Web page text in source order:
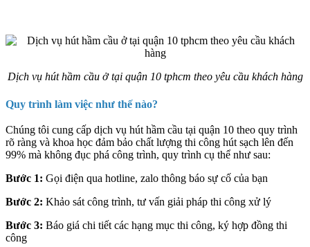
Dịch vụ hút hầm cầu ở tại quận 10 tphcm theo yêu cầu khách hàng
Quy trình làm việc như thế nào?
Chúng tôi cung cấp dịch vụ hút hầm cầu tại quận 10 theo quy trình
rõ ràng và khoa học đảm bảo chất lượng thi công hút sạch lên đến
99% mà không đục phá công trình, quy trình cụ thể như sau:
Bước 1: Gọi điện qua hotline, zalo thông báo sự cố của bạn
Bước 2: Khảo sát công trình, tư vấn giải pháp thi công xử lý
Bước 3: Báo giá chi tiết các hạng mục thi công, ký hợp đồng thi
công